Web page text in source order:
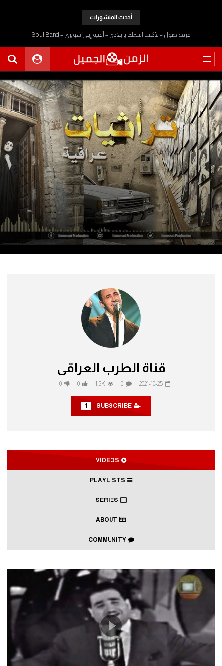
أحدث المنشورات
فرقة صول – لأكتب اسمك يا بلادي – أغنية إيلي شويري – Soul Band
قناة الطرب العراقى
2021-10-25
0
1.5K
0
0
1
COMMUNITY